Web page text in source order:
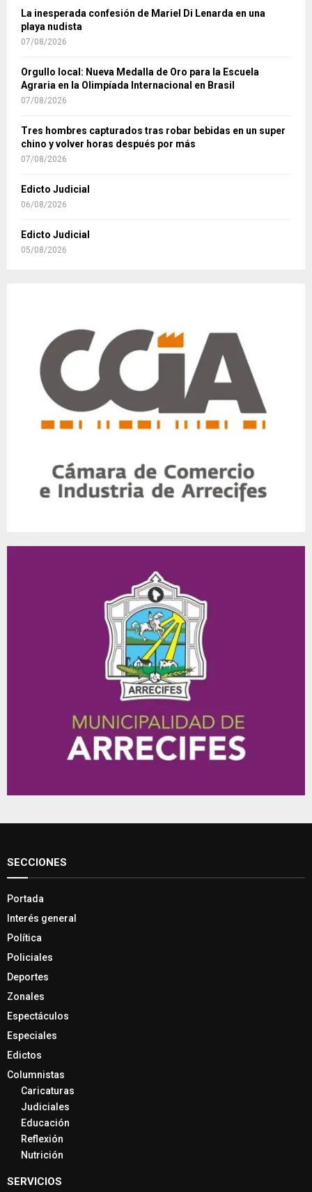
La inesperada confesión de Mariel Di Lenarda en una
playa nudista
07/08/2026
Orgullo local: Nueva Medalla de Oro para la Escuela
Agraria en la Olimpíada Internacional en Brasil
07/08/2026
Tres hombres capturados tras robar bebidas en un super
chino y volver horas después por más
07/08/2026
Edicto Judicial
06/08/2026
Edicto Judicial
05/08/2026
SECCIONES
Portada
Interés general
Política
Policiales
Deportes
Zonales
Espectáculos
Especiales
Edictos
Columnistas
Caricaturas
Judiciales
Educación
Reflexión
Nutrición
SERVICIOS